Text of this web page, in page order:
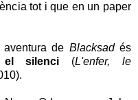
tot i que en un paper
aventura de Blacksadés
el silenci (L'enfer, le